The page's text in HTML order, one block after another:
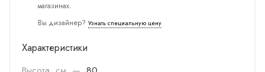
магазинах.
Вы дизайнер? Узнать специальную цену
Характеристики